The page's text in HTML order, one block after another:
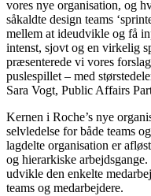
vores nye organisation, og
såkaldte design teams
mellem at ideudvikle og få
intenst, sjovt og en virkelig
præsenterede vi vores
puslespillet – med
Sara Vogt, Public Affairs
Kernen i Roche’s nye
selvledelse for både teams
lagdelte organisation er
og hierarkiske
udvikle den enkelte
teams og medarbejdere.